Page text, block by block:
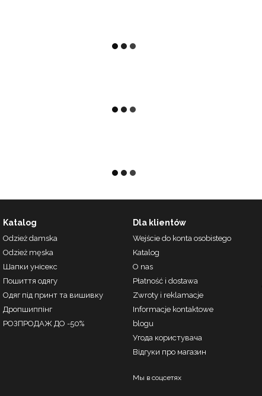
Katalog
Odzież damska
Odzież męska
Шапки унісекс
Пошиття одягу
Одяг під принт та вишивку
Дропшиппінг
РОЗПРОДАЖ ДО -50%
Dla klientów
Wejście do konta osobistego
Katalog
О nas
Płatność i dostawa
Zwroty i reklamacje
Informacje kontaktowe
blogu
Угода користувача
Відгуки про магазин
Мы в соцсетях